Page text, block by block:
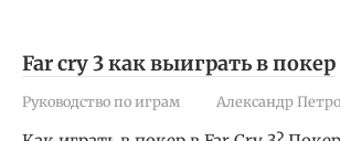
Far cry 3 как выиграть в покер
Руководство по играм Александр